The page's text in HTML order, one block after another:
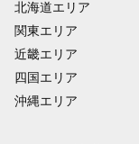
北海道エリア
関東エリア
近畿エリア
四国エリア
沖縄エリア